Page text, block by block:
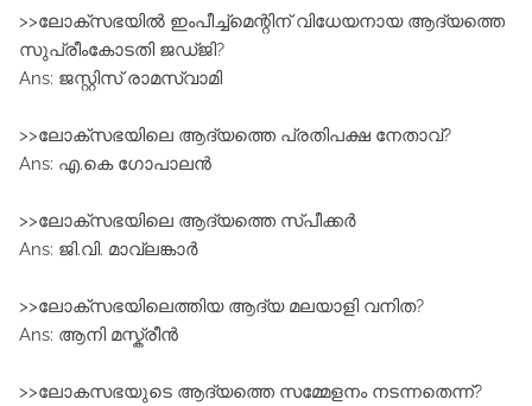
>>ലോക്‌സഭയില്‍ ഇംപീച്ച്‌മെന്റിന് വിധേയനായ ആദ്യത്തെ
സുപ്രീംകോടതി ജഡ്ജി?
Ans: ജസ്റ്റിസ് രാമസ്വാമി
>>ലോക്സഭയിലെ ആദ്യത്തെ പ്രതിപക്ഷ നേതാവ്?
Ans: എ.കെ ഗോപാലന്‍
>>ലോക്‌സഭയിലെ ആദ്യത്തെ സ്പീക്കര്‍
Ans: ജി.വി. മാവ്‌ലങ്കാര്‍
>>ലോക്സഭയിലെത്തിയ ആദ്യ മലയാളി വനിത?
Ans: ആനി മസ്ക്രീൻ
>>ലോകസഭയുടെ ആദ്യത്തെ സമ്മേളനം നടന്നതെന്ന്?